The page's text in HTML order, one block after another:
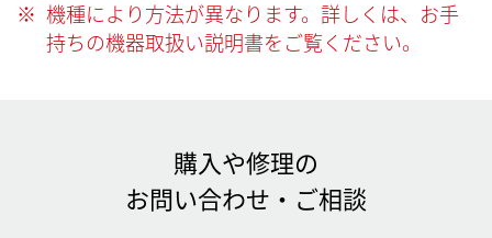
※ 機種により方法が異なります。詳しくは、お手
持ちの機器取扱い説明書をご覧ください。
購入や修理の
お問い合わせ・ご相談